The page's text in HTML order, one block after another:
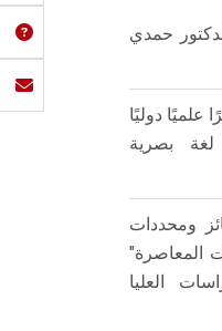
حمدي
علميًا دوليًا
لغة بصرية
ومحددات
المعاصرة"
العليا